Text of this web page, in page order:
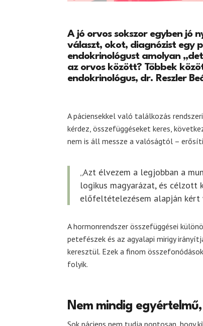
A jó orvos sokszor egyben jó
választ, okot, diagnózist egy
endokrinológust amolyan
az orvos között? Többek
endokrinológus, dr. Reszler
A páciensekkel való találkozás
kérdez, összefüggéseket keres,
nem is áll messze a valóságtól –
„Azt élvezem a legjobban a
logikus magyarázat, és célzott
előfeltételezésem alapján kért
A hormonrendszer összefüggései
petefészek és az agyalapi mirigy
keresztül. Ezek a finom
folyik.
Nem mindig